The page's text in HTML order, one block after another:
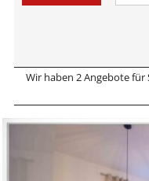
Wir haben 2 Angebote für